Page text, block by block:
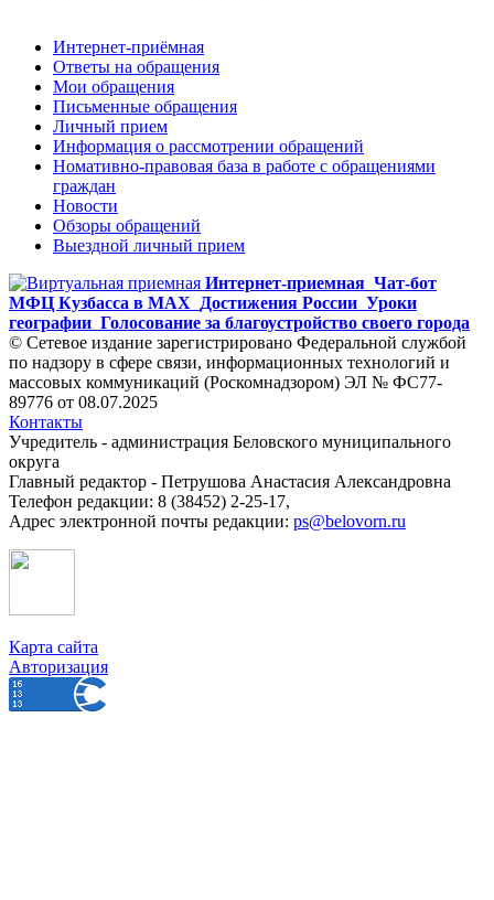
Интернет-приёмная
Ответы на обращения
Мои обращения
Письменные обращения
Личный прием
Информация о рассмотрении обращений
Номативно-правовая база в работе с обращениями
граждан
Новости
Обзоры обращений
Выездной личный прием
Интернет-приемная Чат-бот
МФЦ Кузбасса в MAX
Достижения России Уроки
географии Голосование за благоустройство своего города
© Сетевое издание зарегистрировано Федеральной службой
по надзору в сфере связи, информационных технологий и
массовых коммуникаций (Роскомнадзором) ЭЛ № ФС77-
89776 от 08.07.2025
Контакты
Учредитель - администрация Беловского муниципального
округа
Главный редактор - Петрушова Анастасия Александровна
Телефон редакции: 8 (38452) 2-25-17,
Адрес электронной почты редакции: ps@belovorn.ru
Карта сайта
Авторизация